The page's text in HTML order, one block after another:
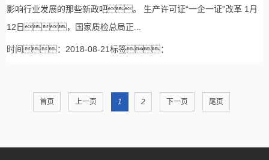
影响行业发展的那些新政吧。 生产许可证“一企一证”改革 1月
12日，国家质检总局正...
时间：2018-08-21标签：
首页 上一页 1 2 下一页 尾页